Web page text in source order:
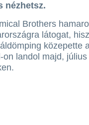
nézhetsz.
Brothers
látogat,
közepette
on landol majd,